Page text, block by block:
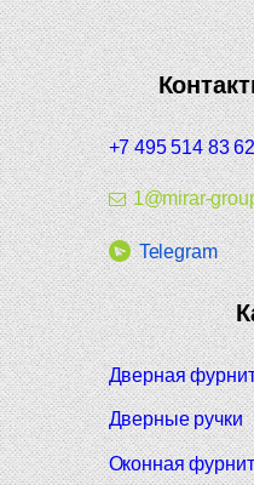
+7 495 514 83 62
1@mirar-
Telegram
Дверная
Дверные ручки
Оконная